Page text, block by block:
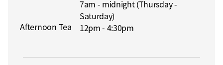
7am - midnight (Thursday -
Saturday)
Afternoon Tea
12pm - 4:30pm